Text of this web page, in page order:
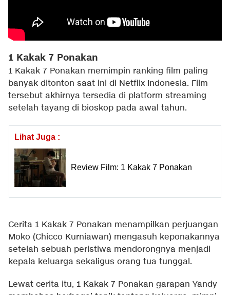
1 Kakak 7 Ponakan
1 Kakak 7 Ponakan memimpin ranking film paling
banyak ditonton saat ini di Netflix Indonesia. Film
tersebut akhirnya tersedia di platform streaming
setelah tayang di bioskop pada awal tahun.
Lihat Juga :
Review Film: 1 Kakak 7 Ponakan
Cerita 1 Kakak 7 Ponakan menampilkan perjuangan
Moko (Chicco Kurniawan) mengasuh keponakannya
setelah sebuah peristiwa mendorongnya menjadi
kepala keluarga sekaligus orang tua tunggal.
Lewat cerita itu, 1 Kakak 7 Ponakan garapan Yandy